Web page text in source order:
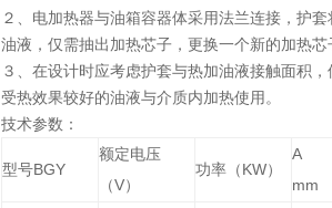
２、电加热器与油箱容器体采用法兰连接，护
油液，仅需抽出加热芯子，更换一个新的加热芯
３、在设计时应考虑护套与热加油液接触面积
受热效果较好的油液与介质内加热使用。
技术参数：
型号BGY
额定电压
（V）
功率（KW）
A
mm